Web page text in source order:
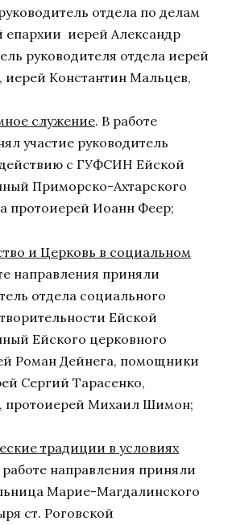
отдела по делам
иерей Александр
руководителя отдела иерей
иерей Константин Мальцев,
служение. В работе
участие руководитель
с ГУФСИН Ейской
Приморско-Ахтарского
протоиерей Иоанн Феер;
и Церковь в социальном
направления приняли
отдела социального
Ейской
Ейского церковного
Роман Дейнега, помощники
Сергий Тарасенко,
протоиерей Михаил Шимон;
традиции в условиях
работе направления приняли
Марие-Магдалинского
ст. Роговской